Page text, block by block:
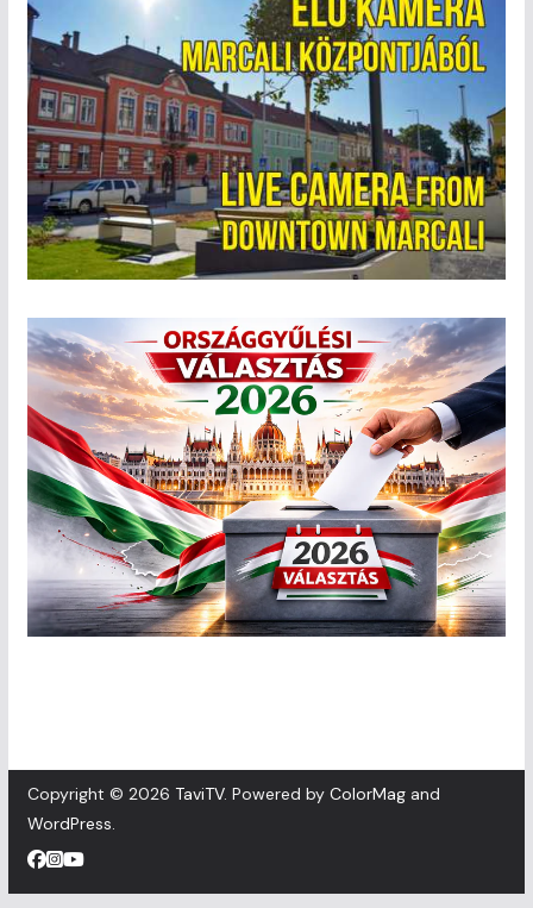
Copyright © 2026 TaviTV. Powered by ColorMagand
WordPress.